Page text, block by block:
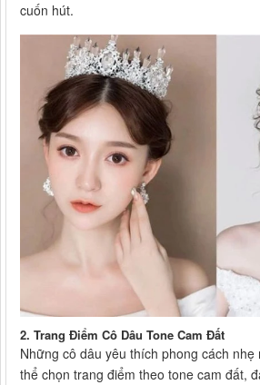
cuốn hút.
2. Trang Điểm Cô Dâu Tone Cam Đất
Những cô dâu yêu thích phong cách nhẹ
thể chọn trang điểm theo tone cam đất,